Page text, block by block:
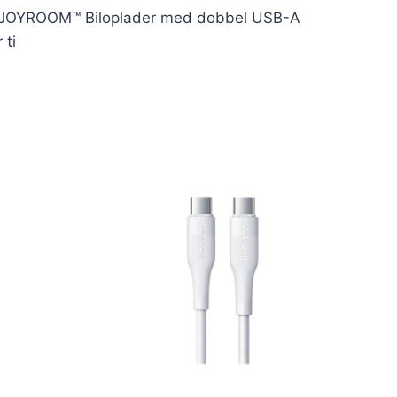
Biloplader med dobbel USB-A
ti